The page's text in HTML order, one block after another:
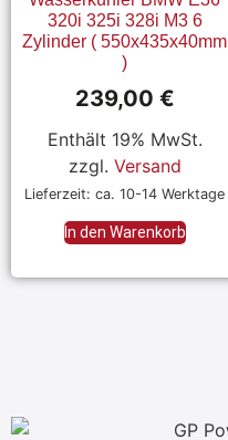
320i 325i 328i M3 6
Zylinder ( 550x435x40mm
)
239,00 €
Enthält 19% MwSt.
zzgl. Versand
Lieferzeit: ca. 10-14 Werktage
In den Warenkorb